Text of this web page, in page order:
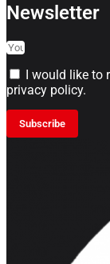
Newsletter
I would like to
privacy policy.
Subscribe